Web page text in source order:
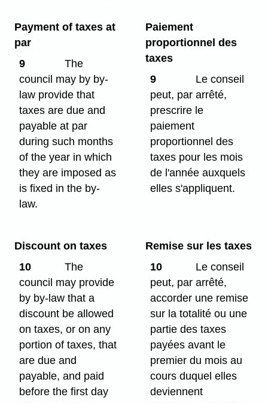
Payment of taxes at
par
9
The
council may by by-
law provide that
taxes are due and
payable at par
during such months
of the year in which
they are imposed as
is fixed in the by-
law.
Paiement
proportionnel des
taxes
9
Le conseil
peut, par arrêté,
prescrire le
paiement
proportionnel des
taxes pour les mois
de l'année auxquels
elles s'appliquent.
Discount on taxes
10
The
council may provide
by by-law that a
discount be allowed
on taxes, or on any
portion of taxes, that
are due and
payable, and paid
before the first day
Remise sur les taxes
10
Le conseil
peut, par arrêté,
accorder une remise
sur la totalité ou une
partie des taxes
payées avant le
premier du mois au
cours duquel elles
deviennent